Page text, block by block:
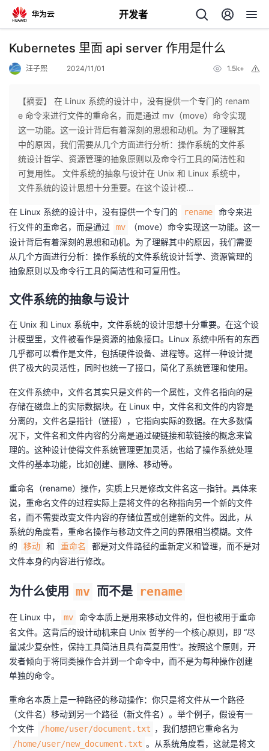
开发者
返
个
人
页
我
开
发
者
我
的
客
我
论
坛
的
圈
子
我
的
直
播
我
的
活
动
我
的
关
注
我
的
开
发
者
学
堂
我
的
我
我
的
Programs
我
的
支
持
我
的
技
我
的
Kubernetes 里面 api server 作用是什么
汪子熙 2024/11/01 1.5k+
【摘要】 在 Linux 系统的设计中，没有提供一个专门的 renam
e 命令来进行文件的重命名，而是通过 mv（move）命令实现
这一功能。这一设计背后有着深刻的思想和动机。为了理解其
中的原因，我们需要从几个方面进行分析：操作系统的文件系
统设计哲学、资源管理的抽象原则以及命令行工具的简洁性和
可复用性。 文件系统的抽象与设计在 Unix 和 Linux 系统中，
文件系统的设计思想十分重要。在这个设计模...
在 Linux 系统的设计中，没有提供一个专门的 rename
命令来进
行文件的重命名，而是通过
mv
（move）命令实现这一功能。这一
设计背后有着深刻的思想和动机。为了理解其中的原因，我们需要
从几个方面进行分析：操作系统的文件系统设计哲学、资源管理的
抽象原则以及命令行工具的简洁性和可复用性。
文件系统的抽象与设计
在 Unix 和 Linux 系统中，文件系统的设计思想十分重要。在这个设
计模型里，文件被看作是资源的抽象接口。Linux 系统中所有的东西
几乎都可以看作是文件，包括硬件设备、进程等。这样一种设计提
供了极大的灵活性，同时也统一了接口，简化了系统管理和使用。
在文件系统中，文件名其实只是文件的一个属性，文件名指向的是
存储在磁盘上的实际数据块。在 Linux 中，文件名和文件的内容是
分离的，文件名是指针（链接），它指向实际的数据。在大多数情
况下，文件名和文件内容的分离是通过硬链接和软链接的概念来管
理的。这种设计使得文件系统管理更加灵活，也给了操作系统处理
文件的基本功能，比如创建、删除、移动等。
重命名（rename）操作，实质上只是修改文件名这一指针。具体来
说，重命名文件的过程实际上是将文件的名称指向另一个新的文件
名，而不需要改变文件内容的存储位置或创建新的文件。因此，从
系统的角度看，重命名操作与移动文件之间的界限相当模糊。文件
的
移动 和 重命名
都是对文件路径的重新定义和管理，而不是对
文件本身的内容进行修改。
为什么使用 mv 而不是 rename
在 Linux 中， mv
命令本质上是用来移动文件的，但也被用于重命
名文件。这背后的设计动机来自 Unix 哲学的一个核心原则，即 “尽
量减少复杂性，保持工具简洁且具有高复用性”。按照这个原则，开
发者倾向于将同类操作合并到一个命令中，而不是为每种操作创建
单独的命令。
重命名本质上是一种路径的移动操作：你只是将文件从一个路径
（文件名）移动到另一个路径（新文件名）。举个例子，假设有一
个文件
/home/user/document.txt ，我们想把它重命名为
/home/user/new_document.txt 。从系统角度看，这就是将文